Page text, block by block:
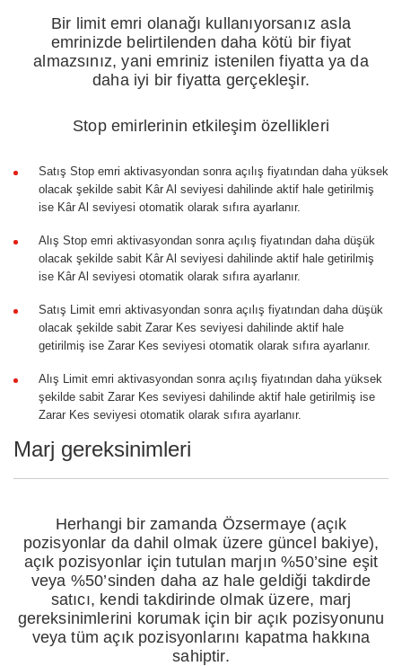
Bir limit emri olanağı kullanıyorsanız asla
emrinizde belirtilenden daha kötü bir fiyat
almazsınız, yani emriniz istenilen fiyatta ya da
daha iyi bir fiyatta gerçekleşir.
Stop emirlerinin etkileşim özellikleri
Satış Stop emri aktivasyondan sonra açılış fiyatından daha yüksek
olacak şekilde sabit Kâr Al seviyesi dahilinde aktif hale getirilmiş
ise Kâr Al seviyesi otomatik olarak sıfıra ayarlanır.
Alış Stop emri aktivasyondan sonra açılış fiyatından daha düşük
olacak şekilde sabit Kâr Al seviyesi dahilinde aktif hale getirilmiş
ise Kâr Al seviyesi otomatik olarak sıfıra ayarlanır.
Satış Limit emri aktivasyondan sonra açılış fiyatından daha düşük
olacak şekilde sabit Zarar Kes seviyesi dahilinde aktif hale
getirilmiş ise Zarar Kes seviyesi otomatik olarak sıfıra ayarlanır.
Alış Limit emri aktivasyondan sonra açılış fiyatından daha yüksek
şekilde sabit Zarar Kes seviyesi dahilinde aktif hale getirilmiş ise
Zarar Kes seviyesi otomatik olarak sıfıra ayarlanır.
Marj gereksinimleri
Herhangi bir zamanda Özsermaye (açık
pozisyonlar da dahil olmak üzere güncel bakiye),
açık pozisyonlar için tutulan marjın %50’sine eşit
veya %50’sinden daha az hale geldiği takdirde
satıcı, kendi takdirinde olmak üzere, marj
gereksinimlerini korumak için bir açık pozisyonunu
veya tüm açık pozisyonlarını kapatma hakkına
sahiptir.